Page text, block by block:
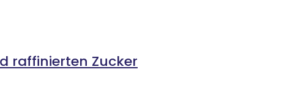
raffinierten Zucker